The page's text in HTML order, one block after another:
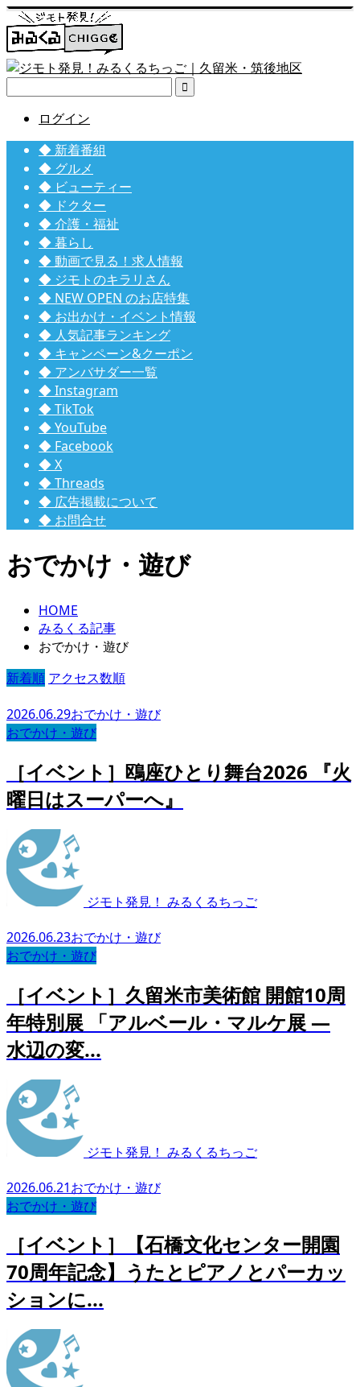

ログイン
◆ 新着番組
◆ グルメ
◆ ビューティー
◆ ドクター
◆ 介護・福祉
◆ 暮らし
◆ 動画で見る！求人情報
◆ ジモトのキラリさん
◆ NEW OPEN のお店特集
◆ お出かけ・イベント情報
◆ 人気記事ランキング
◆ キャンペーン&クーポン
◆ アンバサダー一覧
◆ Instagram
◆ TikTok
◆ YouTube
◆ Facebook
◆ X
◆ Threads
◆ 広告掲載について
◆ お問合せ
おでかけ・遊び
HOME
みるくる記事
おでかけ・遊び
新着順 アクセス数順
2026.06.29おでかけ・遊び
おでかけ・遊び
［イベント］鴎座ひとり舞台2026 『火
曜日はスーパーへ』
ジモト発見！ みるくるちっご
2026.06.23おでかけ・遊び
おでかけ・遊び
［イベント］久留米市美術館 開館10周
年特別展 「アルベール・マルケ展 ―
水辺の変...
ジモト発見！ みるくるちっご
2026.06.21おでかけ・遊び
おでかけ・遊び
［イベント］【石橋文化センター開園
70周年記念】うたとピアノとパーカッ
ションに...